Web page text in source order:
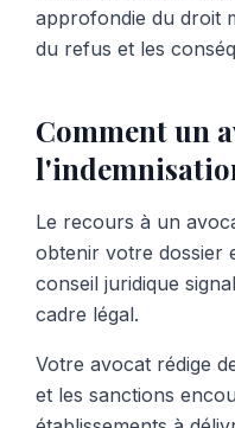
approfondie du droit
du refus et les
Comment un
Le recours à un
obtenir votre dossier
conseil juridique
cadre légal.
Votre avocat rédige
et les sanctions